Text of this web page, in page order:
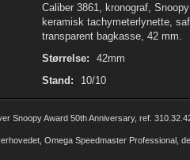
Caliber 3861, kronograf,
keramisk tachymeterlynette,
transparent bagkasse, 42 mm.
Størrelse:
42mm
Stand:
10/10
Snoopy Award 50th Anniversary, ref.
Omega Speedmaster Professional,